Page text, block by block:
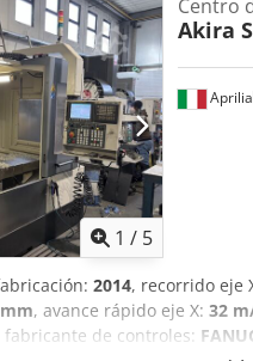
1 / 5
Aprilia
Centro
Akira
2014, recorrido eje
, avance rápido eje X: 32
fabricante de controles: